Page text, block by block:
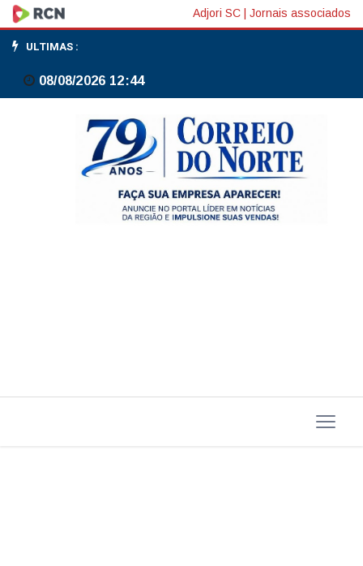
Bolsas
de
NY
fecham
Adjori SC Jornais associados
ULTIMAS :
08/08/2026 12:44